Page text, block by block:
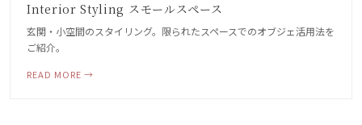
Interior Styling スモールスペース
玄関・小空間のスタイリング。限られたスペースでのオブジェ活用法を
ご紹介。
READ MORE →